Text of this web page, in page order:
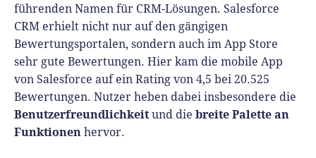
führenden Namen für CRM-Lösungen. Salesforce
CRM erhielt nicht nur auf den gängigen
Bewertungsportalen, sondern auch im App Store
sehr gute Bewertungen. Hier kam die mobile App
von Salesforce auf ein Rating von 4,5 bei 20.525
Bewertungen. Nutzer heben dabei insbesondere die
Benutzerfreundlichkeit und die breite Palette an
Funktionen hervor.